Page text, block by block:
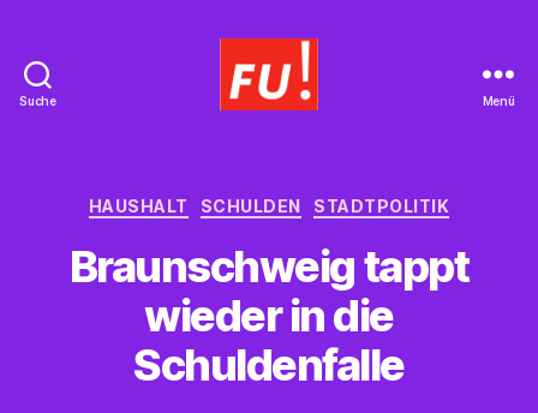
Suche Menü
Kategorien
HAUSHALT SCHULDEN STADTPOLITIK
Braunschweig tappt
wieder in die
Schuldenfalle